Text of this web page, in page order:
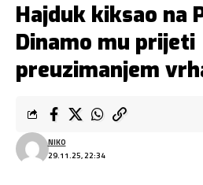
Hajduk kiksao na
Dinamo mu prijeti
preuzimanjem
29.11.25, 22:34
NIKO